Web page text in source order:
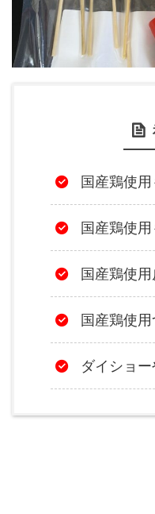
国産鶏使用
国産鶏使
国産鶏使用
国産鶏使
ダイショ